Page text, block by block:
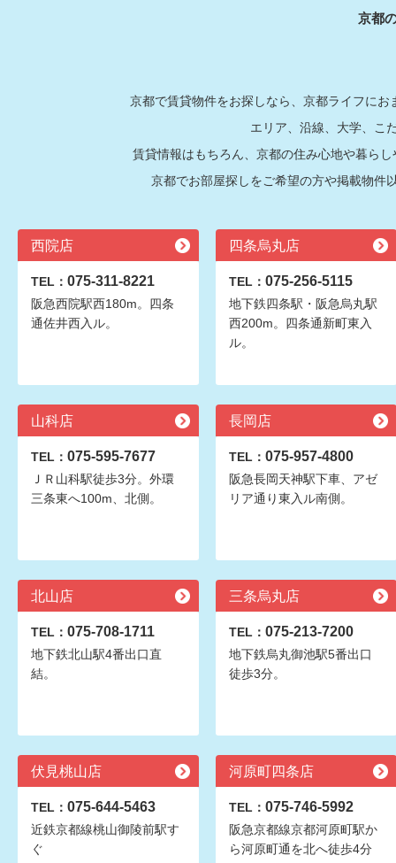
京都
京都で賃貸物件をお探しなら、京都ライフに
エリア、沿線、大学、こ
賃貸情報はもちろん、京都の住み心地や暮ら
京都でお部屋探しをご希望の方や掲載物件
西院店
TEL： 075-311-8221
阪急西院駅西180m。四条
通佐井西入ル。
四条烏丸店
TEL： 075-256-5115
地下鉄四条駅・阪急烏丸駅
西200m。四条通新町東入
ル。
山科店
TEL： 075-595-7677
ＪＲ山科駅徒歩3分。外環
三条東へ100m、北側。
長岡店
TEL： 075-957-4800
阪急長岡天神駅下車、アゼ
リア通り東入ル南側。
北山店
TEL： 075-708-1711
地下鉄北山駅4番出口直
結。
三条烏丸店
TEL： 075-213-7200
地下鉄烏丸御池駅5番出口
徒歩3分。
伏見桃山店
TEL： 075-644-5463
近鉄京都線桃山御陵前駅す
ぐ
河原町四条店
TEL： 075-746-5992
阪急京都線京都河原町駅か
ら河原町通を北へ徒歩4分